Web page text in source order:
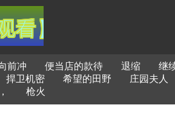
前冲 便当店的款待 退缩 继
捍卫机密 希望的田野 庄园夫人
枪火